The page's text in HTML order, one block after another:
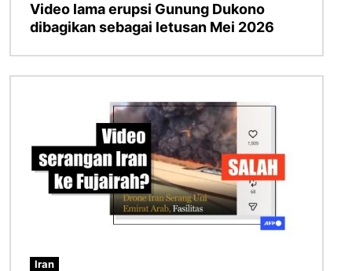
Video lama erupsi Gunung Dukono
dibagikan sebagai letusan Mei 2026
Iran